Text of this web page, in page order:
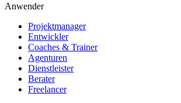
Anwender
Projektmanager
Entwickler
Coaches & Trainer
Agenturen
Dienstleister
Berater
Freelancer